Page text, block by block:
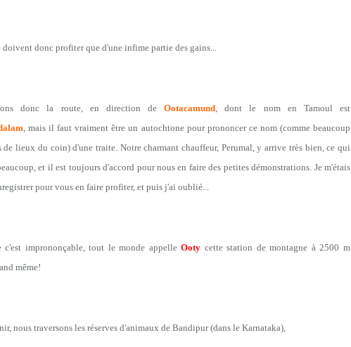
doivent donc profiter que d'une infime partie des gains...
donc la route, en direction deOotacamund , dont le nom en Tamoul est
, mais il faut vraiment être un autochtone pour prononcer ce nom (comme beaucoup
de lieux du coin) d'une traite. Notre charmant chauffeur, Perumal, y arrive très bien, ce qui
et il est toujours d'accord pour nous en faire des petites démonstrations. Je m'étais
pour vous en faire profiter, et puis j'ai oublié...
c'est imprononçable, tout le monde appelleOoty cette station de montagne à 2500 m
même!
nous traversons les réserves d'animaux de Bandipur (dans le Karnataka),